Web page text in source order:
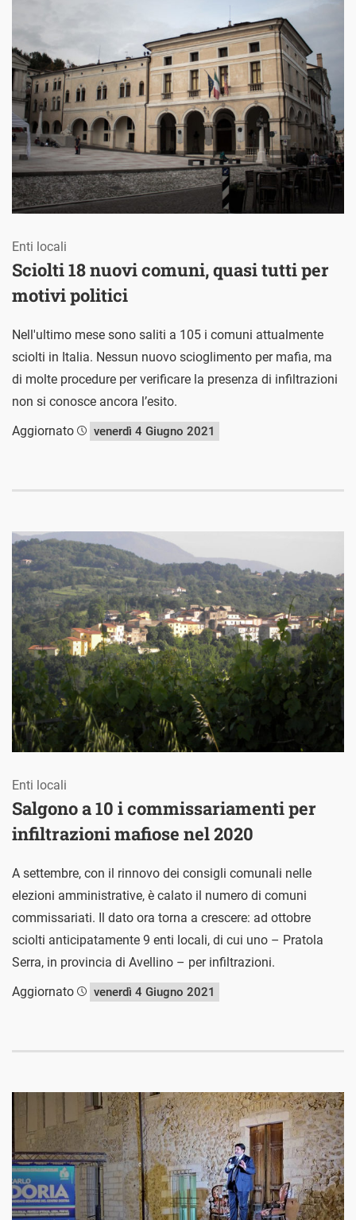
Sciolti 18 nuovi comuni, quasi tutti per
motivi politici
Enti locali
Nell'ultimo mese sono saliti a 105 i comuni attualmente
sciolti in Italia. Nessun nuovo scioglimento per mafia, ma
di molte procedure per verificare la presenza di infiltrazioni
non si conosce ancora l’esito.
Aggiornato
venerdì 4 Giugno 2021
Salgono a 10 i commissariamenti per
infiltrazioni mafiose nel 2020
Enti locali
A settembre, con il rinnovo dei consigli comunali nelle
elezioni amministrative, è calato il numero di comuni
commissariati. Il dato ora torna a crescere: ad ottobre
sciolti anticipatamente 9 enti locali, di cui uno – Pratola
Serra, in provincia di Avellino – per infiltrazioni.
Aggiornato
venerdì 4 Giugno 2021